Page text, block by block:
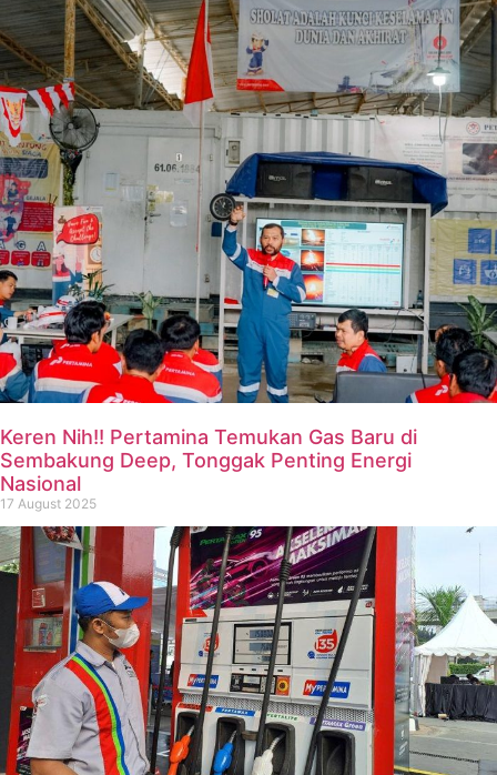
Keren Nih!! Pertamina Temukan Gas Baru di
Sembakung Deep, Tonggak Penting Energi
Nasional
17 August 2025